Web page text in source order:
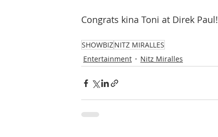
Congrats kina Toni at Direk Paul!
SHOWBIZNITZ MIRALLES
Entertainment
Nitz Miralles